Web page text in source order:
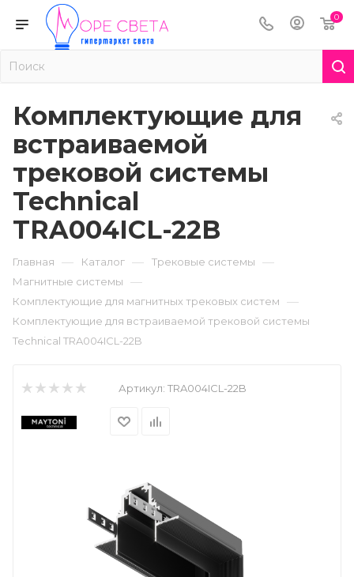
0
Комплектующие для
встраиваемой
трековой системы
Technical
TRA004ICL-22B
Главная — Каталог — Трековые системы —
Магнитные системы —
Комплектующие для магнитных трековых систем —
Комплектующие для встраиваемой трековой системы
Technical TRA004ICL-22B
Артикул: TRA004ICL-22B